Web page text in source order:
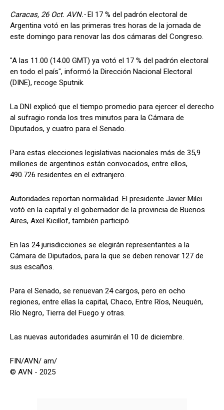
Caracas, 26 Oct. AVN.- El 17 % del padrón electoral de
Argentina votó en las primeras tres horas de la jornada de
este domingo para renovar las dos cámaras del Congreso.
"A las 11.00 (14.00 GMT) ya votó el 17 % del padrón electoral
en todo el país", informó la Dirección Nacional Electoral
(DINE), recoge Sputnik.
La DNI explicó que el tiempo promedio para ejercer el derecho
al sufragio ronda los tres minutos para la Cámara de
Diputados, y cuatro para el Senado.
Para estas elecciones legislativas nacionales más de 35,9
millones de argentinos están convocados, entre ellos,
490.726 residentes en el extranjero.
Autoridades reportan normalidad. El presidente Javier Milei
votó en la capital y el gobernador de la provincia de Buenos
Aires, Axel Kicillof, también participó.
En las 24 jurisdicciones se elegirán representantes a la
Cámara de Diputados, para la que se deben renovar 127 de
sus escaños.
Para el Senado, se renuevan 24 cargos, pero en ocho
regiones, entre ellas la capital, Chaco, Entre Ríos, Neuquén,
Río Negro, Tierra del Fuego y otras.
Las nuevas autoridades asumirán el 10 de diciembre.
FIN/AVN/ am/
© AVN - 2025